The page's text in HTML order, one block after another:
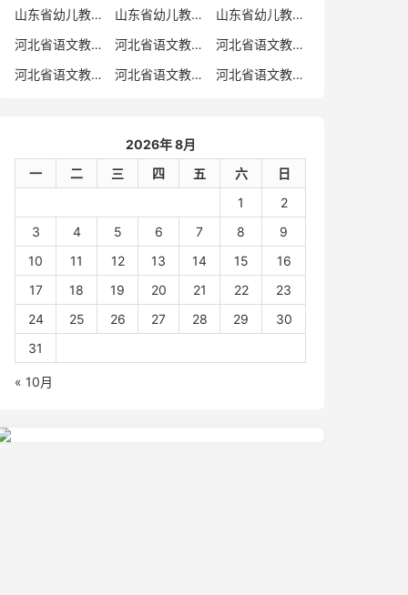
山东省幼儿教师招聘考试真题卷
山东省幼儿教师编制考试真题
山东省幼儿教师编制考试真题卷
河北省语文教师招聘
河北省语文教师招聘考试真题
河北省语文教师招聘考试真题卷
河北省语文教师编制考试真题
河北省语文教师编制考试真题卷 河北省语文教师考试
2026年 8月
一
二 三 四 五 六
日
1
2
3
4 5 6 7 8
9
10
11 12 13 14 15
16
17
18 19 20 21 22
23
24
25 26 27 28 29
30
31
« 10月